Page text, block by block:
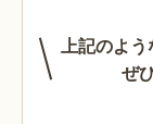
上記のよう
ぜ